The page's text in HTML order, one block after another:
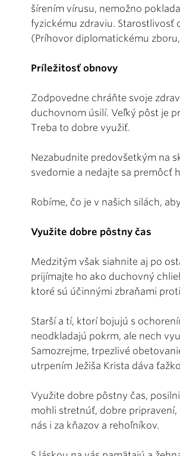
šírením vírusu, nemožno
fyzickému zdraviu. Starostlivosť
(Príhovor diplomatickému
Príležitosť obnovy
Zodpovedne chráňte svoje
duchovnom úsilí. Veľký pôst je
Treba to dobre využiť.
Nezabudnite predovšetkým na
svedomie a nedajte sa premôcť
Robíme, čo je v našich silách,
Využite dobre pôstny čas
Medzitým však siahnite aj po
prijímajte ho ako duchovný
ktoré sú účinnými zbraňami
Starší a tí, ktorí bojujú s
neodkladajú pokrm, ale nech
Samozrejme, trpezlivé
utrpením Ježiša Krista dáva
Využite dobre pôstny čas,
mohli stretnúť, dobre
nás i za kňazov a rehoľníkov.